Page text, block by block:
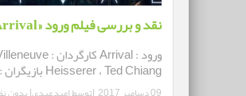
نقد و بررسی فیلم ورود «Arrival»
Heisserer ، Ted Chiang بازیگران : Amy Adams... ...